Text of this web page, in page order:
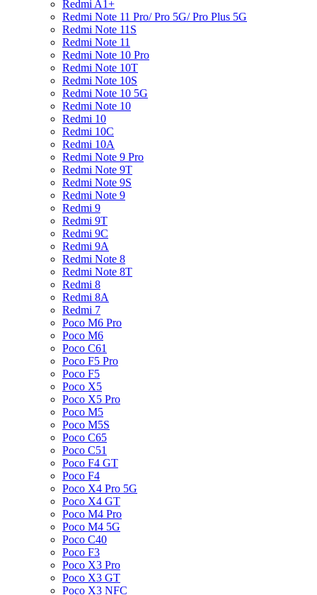
Redmi A1+
Redmi Note 11 Pro/ Pro 5G/ Pro Plus 5G
Redmi Note 11S
Redmi Note 11
Redmi Note 10 Pro
Redmi Note 10T
Redmi Note 10S
Redmi Note 10 5G
Redmi Note 10
Redmi 10
Redmi 10C
Redmi 10A
Redmi Note 9 Pro
Redmi Note 9T
Redmi Note 9S
Redmi Note 9
Redmi 9
Redmi 9T
Redmi 9C
Redmi 9A
Redmi Note 8
Redmi Note 8T
Redmi 8
Redmi 8A
Redmi 7
Poco M6 Pro
Poco M6
Poco C61
Poco F5 Pro
Poco F5
Poco X5
Poco X5 Pro
Poco M5
Poco M5S
Poco C65
Poco C51
Poco F4 GT
Poco F4
Poco X4 Pro 5G
Poco X4 GT
Poco M4 Pro
Poco M4 5G
Poco C40
Poco F3
Poco X3 Pro
Poco X3 GT
Poco X3 NFC